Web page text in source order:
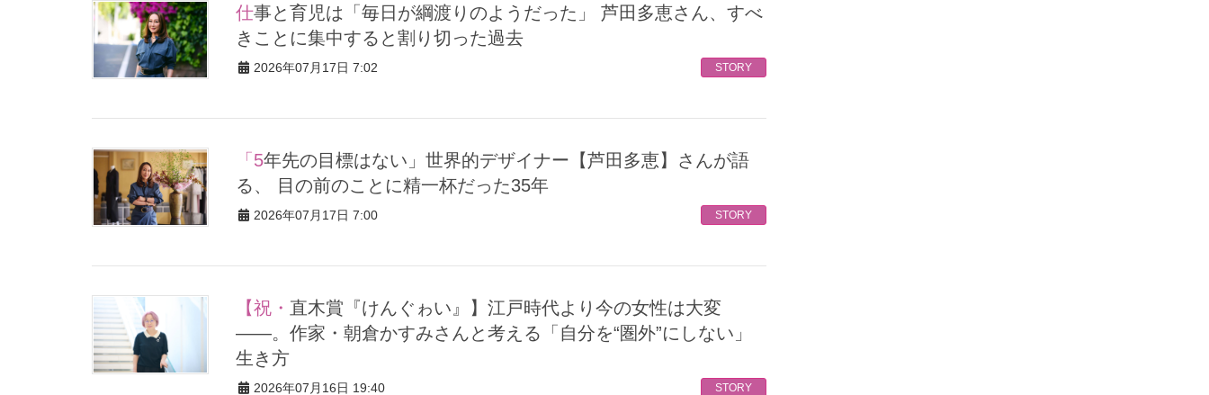
仕事と育児は「毎日が綱渡りのようだった」 芦田多恵さん、すべ
きことに集中すると割り切った過去
2026年07月17日 7:02 STORY
「5年先の目標はない」世界的デザイナー【芦田多恵】さんが語
る、 目の前のことに精一杯だった35年
2026年07月17日 7:00 STORY
【祝・直木賞『けんぐゎい』】江戸時代より今の女性は大変
――。作家・朝倉かすみさんと考える「自分を“圏外”にしない」
生き方
2026年07月16日 19:40 STORY